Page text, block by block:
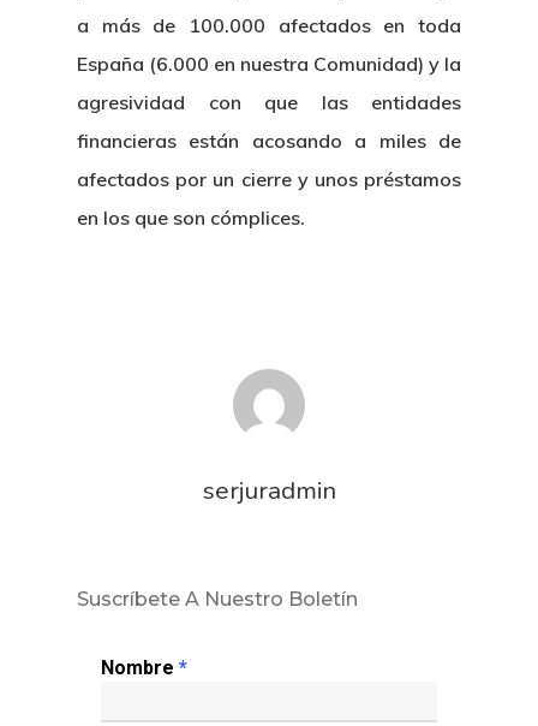
a más de 100.000 afectados en toda
España (6.000 en nuestra Comunidad) y la
agresividad con que las entidades
financieras están acosando a miles de
afectados por un cierre y unos préstamos
en los que son cómplices.
serjuradmin
Suscríbete A Nuestro Boletín
Nombre *